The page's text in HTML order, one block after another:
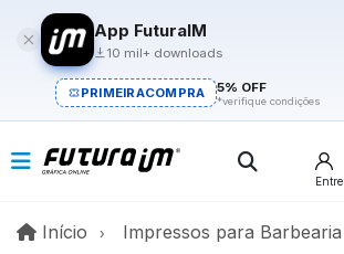
App FuturaIM
10 mil+ downloads
PRIMEIRACOMPRA 5% OFF
*verifique condições
Entre
Início InícioImpressos para Barbearia